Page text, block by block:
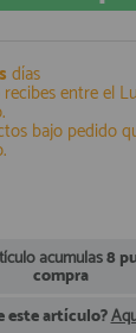
Solo para
Whatsapp
días
entre el
.
bajo pedido
acumulas8
compra
este artículo?